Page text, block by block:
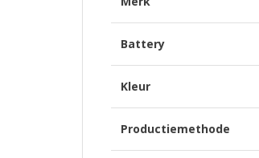
Battery
Kleur
Productiemethode